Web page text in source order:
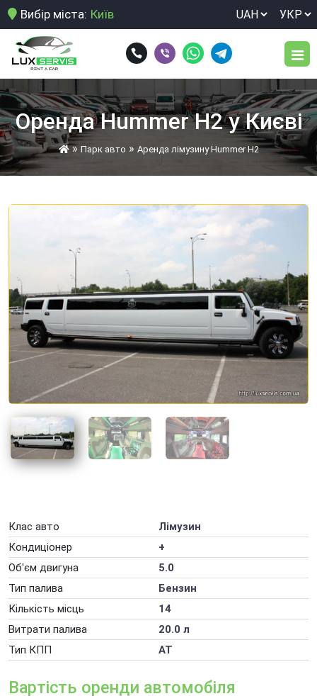
Вибір міста: Київ
Парк авто
Послуги
Довгострокова оренда автомобіля
Оренда Toyota Land Cruiser 250 у Києві.
Оренда авто для виїзду за кордон
Оренда авто для корпоративних клієнтів
Оренда авто для подорожей
Оренда авто для посольств
Оренда авто для фотосесії
Оренда авто для юридичних осіб
Оренда авто з ГБО
Оренда авто на весілля
Оренда авто на захід
Оренда авто на місяць
Оренда авто на рік
Оренда автомобілів на День народження
Оренда автомобіля в аеропорту Бориспіль
Умови оренди
Контакти
Оренда Hummer H2 у Києві
» Парк авто » Аренда лімузину Hummer H2
Клас авто
Лімузин
Кондиціонер
+
Об'єм двигуна
5.0
Тип палива
Бензин
Кількість місць
14
Витрати палива
20.0 л
Тип КПП
АТ
Вартість оренди автомобіля